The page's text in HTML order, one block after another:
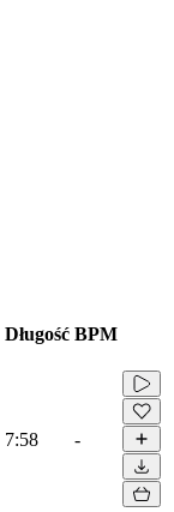
Długość BPM
7:58 -